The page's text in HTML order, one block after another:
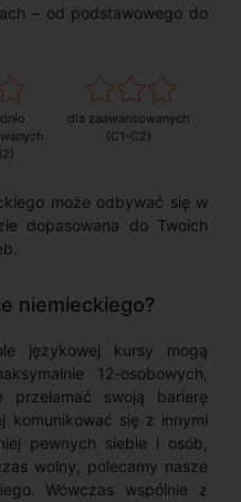
– od podstawowego do
dla zaawansowanych
(C1-C2)
może odbywać się w
dopasowana do Twoich
niemieckiego?
językowej kursy mogą
12-osobowych,
przełamać swoją barierę
komunikować się z innymi
pewnych siebie i osób,
wolny, polecamy nasze
Wówczas wspólnie z